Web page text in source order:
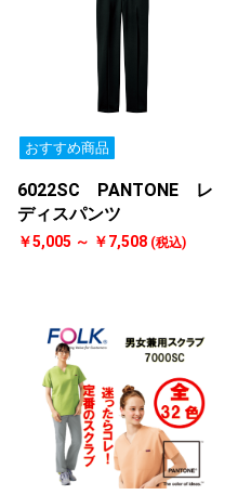
おすすめ商品
6022SC PANTONE レ
ディスパンツ
￥5,005 ～ ￥7,508 (税込)